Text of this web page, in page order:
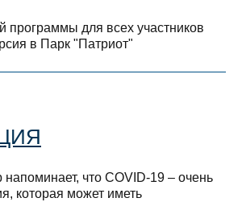
программы для всех участников
в Парк "Патриот"
напоминает, что COVID-19 – очень
которая может иметь